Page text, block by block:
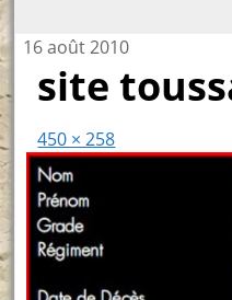
16 août 2010
site
450 × 258